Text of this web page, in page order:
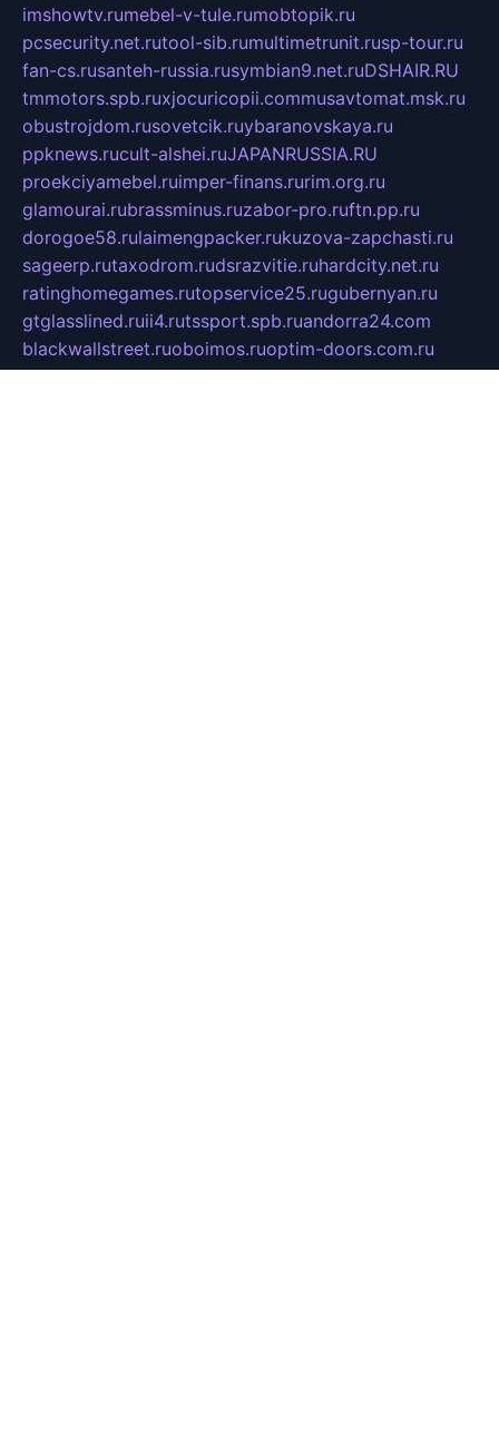
imshowtv.rumebel-v-tule.rumobtopik.ru
pcsecurity.net.rutool-sib.rumultimetrunit.rusp-tour.ru
fan-cs.rusanteh-russia.rusymbian9.net.ruDSHAIR.RU
tmmotors.spb.ruxjocuricopii.commusavtomat.msk.ru
obustrojdom.rusovetcik.ruybaranovskaya.ru
ppknews.rucult-alshei.ruJAPANRUSSIA.RU
proekciyamebel.ruimper-finans.rurim.org.ru
glamourai.rubrassminus.ruzabor-pro.ruftn.pp.ru
dorogoe58.rulaimengpacker.rukuzova-zapchasti.ru
sageerp.rutaxodrom.rudsrazvitie.ruhardcity.net.ru
ratinghomegames.rutopservice25.rugubernyan.ru
gtglasslined.ruii4.rutssport.spb.ruandorra24.com
blackwallstreet.ruoboimos.ruoptim-doors.com.ru
ikuch.runycr.org.runpa21.ruvremya-ch.spb.ru